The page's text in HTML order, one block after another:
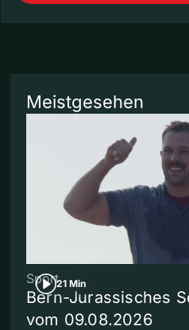
Meistgesehen
21 Min
Sport
Bern-Jurassisches
vom 09.08.2026